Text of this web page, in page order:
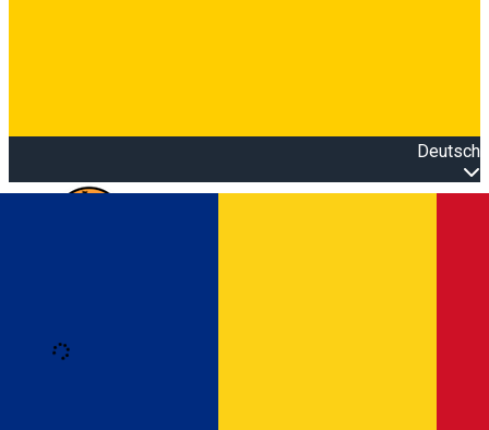
Deutsch